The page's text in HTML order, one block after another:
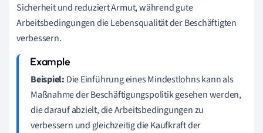
Sicherheit und reduziert Armut, während gute
Arbeitsbedingungen die Lebensqualität der Beschäftigten
verbessern.
Beispiel: Die Einführung eines Mindestlohns kann als
Maßnahme der Beschäftigungspolitik gesehen werden,
die darauf abzielt, die Arbeitsbedingungen zu
verbessern und gleichzeitig die Kaufkraft der